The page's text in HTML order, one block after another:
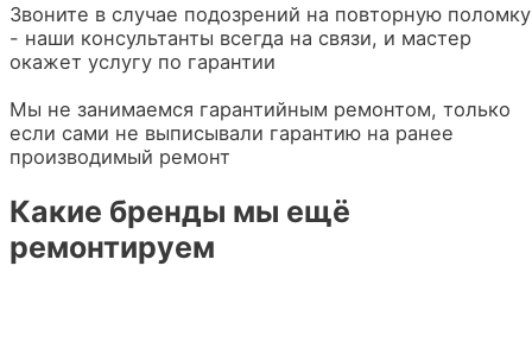
Звоните в случае подозрений на повторную поломку
- наши консультанты всегда на связи, и мастер
окажет услугу по гарантии
Мы не занимаемся гарантийным ремонтом, только
если сами не выписывали гарантию на ранее
производимый ремонт
Какие бренды мы ещё
ремонтируем